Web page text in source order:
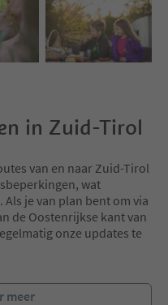
in Zuid-Tirol
van en naar Zuid-Tirol
wat
je van plan bent om via
de Oostenrijkse kant van
onze updates te
meer